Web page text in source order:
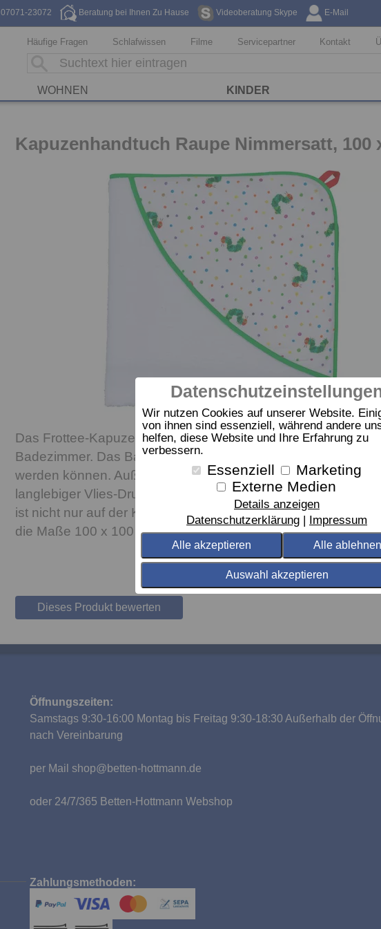
Wir nutzen Cookies auf unserer Website.
von ihnen sind essenziell, während andere
helfen, diese Website und Ihre Erfahrung zu
verbessern.
Essenziell
Marketing
Externe Medien
Details anzeigen
Datenschutzerklärung
Impressum
Alle akzeptieren Alle ablehnen
Auswahl akzeptieren
07071-23072 Beratung bei Ihnen Zu Hause Videoberatung Skype E-Mail
Häufige Fragen Schlafwissen Filme Servicepartner Kontakt
WOHNEN KINDER
Kapuzenhandtuch Raupe Nimmersatt, 100
Das Frottee-Kapuzenbadetuch "Die kleine Raupe
Badezimmer. Das Badetuch hat eine integrierte Kapuze,
werden können. Außen ist ein weicher Vliesstoff und innen
langlebiger Vlies-Druck ermöglicht farbintensive Details und
ist nicht nur auf der Kapuze zu sehen, sondern auch als
die Maße 100 x 100 cm und ist bei 40°Grad waschbar.
Dieses Produkt bewerten
Öffnungszeiten:
Samstags 9:30-16:00 Montag bis Freitag 9:30-18:30 Außerhalb der
nach Vereinbarung
per Mail shop@betten-hottmann.de
oder 24/7/365 Betten-Hottmann Webshop
Zahlungsmethoden: